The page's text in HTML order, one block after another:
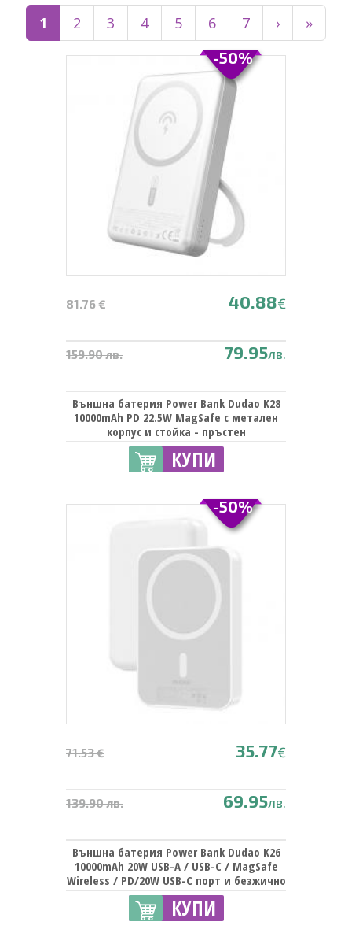
1 2 3 4 5 6 7 › »
81.76 € 40.88€
159.90 лв. 79.95лв.
Външна батерия Power Bank Dudao K28
10000mAh PD 22.5W MagSafe с метален
корпус и стойка - пръстен
КУПИ
-50%
71.53 € 35.77€
139.90 лв. 69.95лв.
Външна батерия Power Bank Dudao K26
10000mAh 20W USB-A / USB-C / MagSafe
Wireless / PD/20W USB-C порт и безжично
зареждане с MagSafe / Magnetic
Wireless Charging Power Bank Dudao K26
10000mAh 20W USB-A / USB-C / MagSafe -
КУПИ
-50%